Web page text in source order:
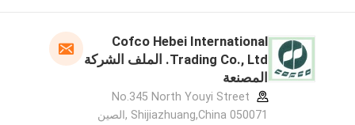
Cofco Hebei International
Trading Co., Ltd. الملف الشركة
المصنعة
No.345 North Youyi Street
Shijiazhuang,China 050071 ,الصين